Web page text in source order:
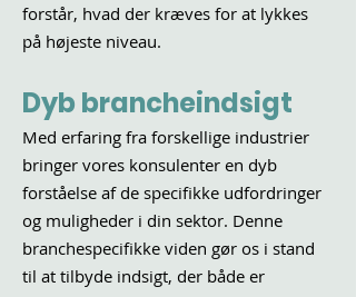
forstår, hvad der kræves for at lykkes
på højeste niveau.
Dyb brancheindsigt
Med erfaring fra forskellige industrier
bringer vores konsulenter en dyb
forståelse af de specifikke udfordringer
og muligheder i din sektor. Denne
branchespecifikke viden gør os i stand
til at tilbyde indsigt, der både er